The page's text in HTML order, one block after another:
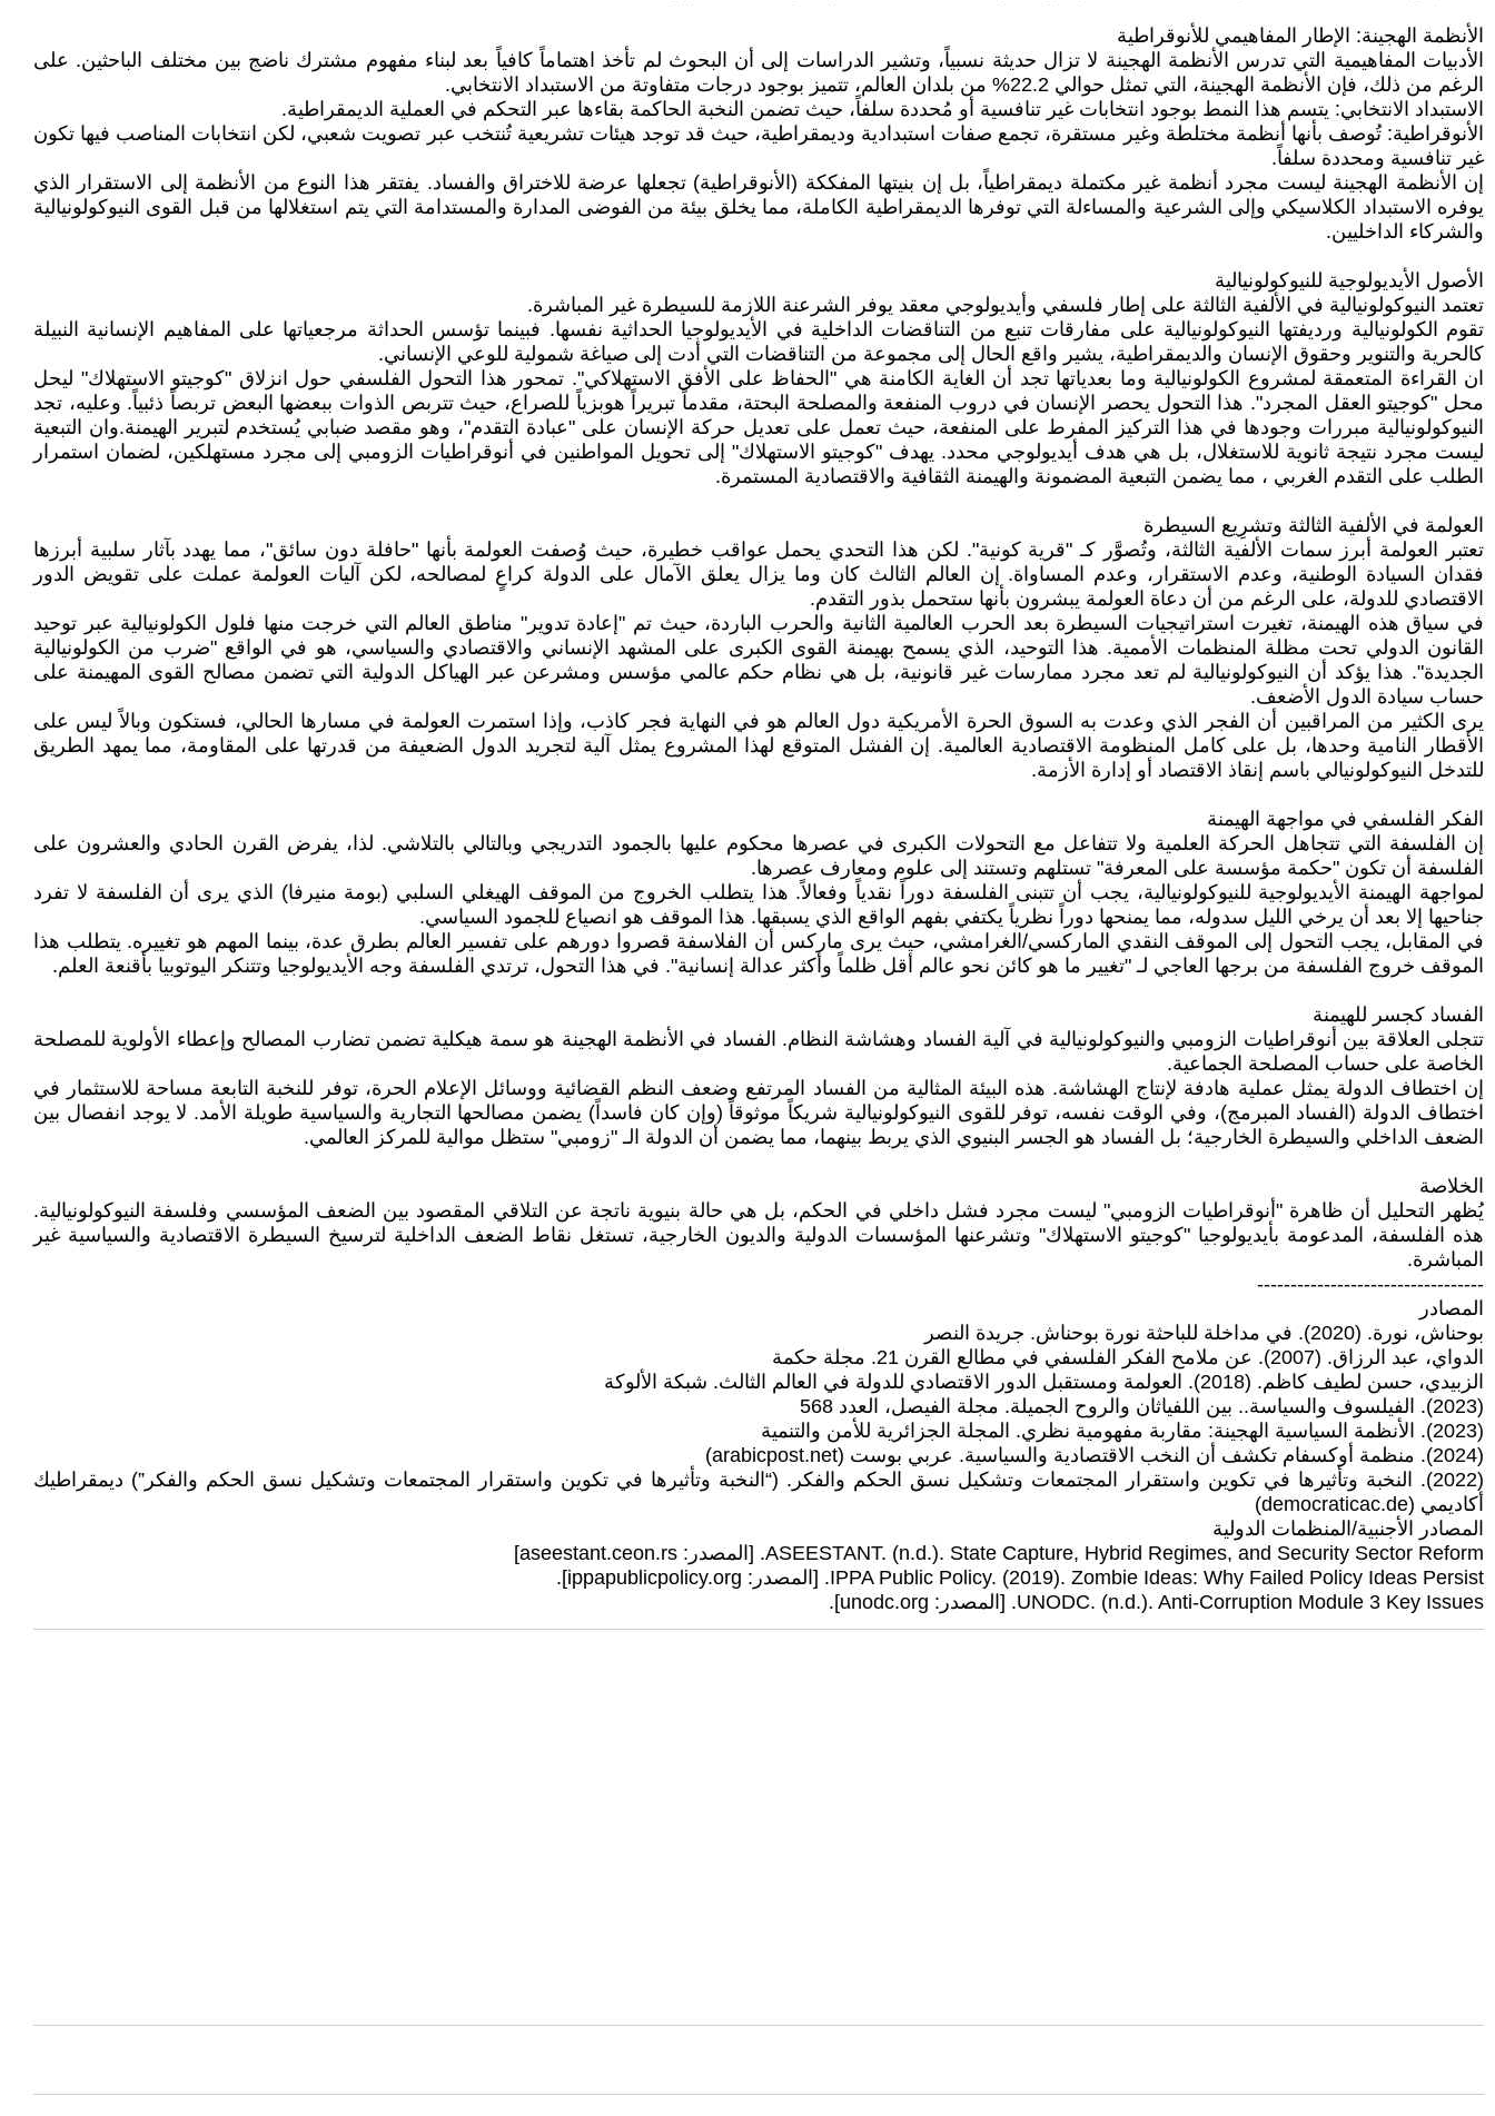
الأنظمة الهجينة: الإطار المفاهيمي للأنوقراطية
الأدبيات المفاهيمية التي تدرس الأنظمة الهجينة لا تزال حديثة نسبياً، وتشير الدراسات إلى أن البحوث لم تأخذ اهتماماً كافياً بعد لبناء مفهوم مشترك ناضج بين مختلف الباحثين. على
الرغم من ذلك، فإن الأنظمة الهجينة، التي تمثل حوالي 22.2% من بلدان العالم، تتميز بوجود درجات متفاوتة من الاستبداد الانتخابي.
الاستبداد الانتخابي: يتسم هذا النمط بوجود انتخابات غير تنافسية أو مُحددة سلفاً، حيث تضمن النخبة الحاكمة بقاءها عبر التحكم في العملية الديمقراطية.
الأنوقراطية: تُوصف بأنها أنظمة مختلطة وغير مستقرة، تجمع صفات استبدادية وديمقراطية، حيث قد توجد هيئات تشريعية تُنتخب عبر تصويت شعبي، لكن انتخابات المناصب فيها تكون
غير تنافسية ومحددة سلفاً.
إن الأنظمة الهجينة ليست مجرد أنظمة غير مكتملة ديمقراطياً، بل إن بنيتها المفككة (الأنوقراطية) تجعلها عرضة للاختراق والفساد. يفتقر هذا النوع من الأنظمة إلى الاستقرار الذي
يوفره الاستبداد الكلاسيكي وإلى الشرعية والمساءلة التي توفرها الديمقراطية الكاملة، مما يخلق بيئة من الفوضى المدارة والمستدامة التي يتم استغلالها من قبل القوى النيوكولونيالية
والشركاء الداخليين.
الأصول الأيديولوجية للنيوكولونيالية
تعتمد النيوكولونيالية في الألفية الثالثة على إطار فلسفي وأيديولوجي معقد يوفر الشرعنة اللازمة للسيطرة غير المباشرة.
تقوم الكولونيالية ورديفتها النيوكولونيالية على مفارقات تنبع من التناقضات الداخلية في الأيديولوجيا الحداثية نفسها. فبينما تؤسس الحداثة مرجعياتها على المفاهيم الإنسانية النبيلة
كالحرية والتنوير وحقوق الإنسان والديمقراطية، يشير واقع الحال إلى مجموعة من التناقضات التي أدت إلى صياغة شمولية للوعي الإنساني.
ان القراءة المتعمقة لمشروع الكولونيالية وما بعدياتها تجد أن الغاية الكامنة هي "الحفاظ على الأفق الاستهلاكي". تمحور هذا التحول الفلسفي حول انزلاق "كوجيتو الاستهلاك" ليحل
محل "كوجيتو العقل المجرد". هذا التحول يحصر الإنسان في دروب المنفعة والمصلحة البحتة، مقدماً تبريراً هوبزياً للصراع، حيث تتربص الذوات ببعضها البعض تربصاً ذئبياً. وعليه، تجد
النيوكولونيالية مبررات وجودها في هذا التركيز المفرط على المنفعة، حيث تعمل على تعديل حركة الإنسان على "عبادة التقدم"، وهو مقصد ضبابي يُستخدم لتبرير الهيمنة.وان التبعية
ليست مجرد نتيجة ثانوية للاستغلال، بل هي هدف أيديولوجي محدد. يهدف "كوجيتو الاستهلاك" إلى تحويل المواطنين في أنوقراطيات الزومبي إلى مجرد مستهلكين، لضمان استمرار
الطلب على التقدم الغربي ، مما يضمن التبعية المضمونة والهيمنة الثقافية والاقتصادية المستمرة.
العولمة في الألفية الثالثة وتشرِيع السيطرة
تعتبر العولمة أبرز سمات الألفية الثالثة، وتُصوَّر كـ "قرية كونية". لكن هذا التحدي يحمل عواقب خطيرة، حيث وُصفت العولمة بأنها "حافلة دون سائق"، مما يهدد بآثار سلبية أبرزها
فقدان السيادة الوطنية، وعدم الاستقرار، وعدم المساواة. إن العالم الثالث كان وما يزال يعلق الآمال على الدولة كراعٍ لمصالحه، لكن آليات العولمة عملت على تقويض الدور
الاقتصادي للدولة، على الرغم من أن دعاة العولمة يبشرون بأنها ستحمل بذور التقدم.
في سياق هذه الهيمنة، تغيرت استراتيجيات السيطرة بعد الحرب العالمية الثانية والحرب الباردة، حيث تم "إعادة تدوير" مناطق العالم التي خرجت منها فلول الكولونيالية عبر توحيد
القانون الدولي تحت مظلة المنظمات الأممية. هذا التوحيد، الذي يسمح بهيمنة القوى الكبرى على المشهد الإنساني والاقتصادي والسياسي، هو في الواقع "ضرب من الكولونيالية
الجديدة". هذا يؤكد أن النيوكولونيالية لم تعد مجرد ممارسات غير قانونية، بل هي نظام حكم عالمي مؤسس ومشرعن عبر الهياكل الدولية التي تضمن مصالح القوى المهيمنة على
حساب سيادة الدول الأضعف.
يرى الكثير من المراقبين أن الفجر الذي وعدت به السوق الحرة الأمريكية دول العالم هو في النهاية فجر كاذب، وإذا استمرت العولمة في مسارها الحالي، فستكون وبالاً ليس على
الأقطار النامية وحدها، بل على كامل المنظومة الاقتصادية العالمية. إن الفشل المتوقع لهذا المشروع يمثل آلية لتجريد الدول الضعيفة من قدرتها على المقاومة، مما يمهد الطريق
للتدخل النيوكولونيالي باسم إنقاذ الاقتصاد أو إدارة الأزمة.
الفكر الفلسفي في مواجهة الهيمنة
إن الفلسفة التي تتجاهل الحركة العلمية ولا تتفاعل مع التحولات الكبرى في عصرها محكوم عليها بالجمود التدريجي وبالتالي بالتلاشي. لذا، يفرض القرن الحادي والعشرون على
الفلسفة أن تكون "حكمة مؤسسة على المعرفة" تستلهم وتستند إلى علوم ومعارف عصرها.
لمواجهة الهيمنة الأيديولوجية للنيوكولونيالية، يجب أن تتبنى الفلسفة دوراً نقدياً وفعالاً. هذا يتطلب الخروج من الموقف الهيغلي السلبي (بومة منيرفا) الذي يرى أن الفلسفة لا تفرد
جناحيها إلا بعد أن يرخي الليل سدوله، مما يمنحها دوراً نظرياً يكتفي بفهم الواقع الذي يسبقها. هذا الموقف هو انصياع للجمود السياسي.
في المقابل، يجب التحول إلى الموقف النقدي الماركسي/الغرامشي، حيث يرى ماركس أن الفلاسفة قصروا دورهم على تفسير العالم بطرق عدة، بينما المهم هو تغييره. يتطلب هذا
الموقف خروج الفلسفة من برجها العاجي لـ "تغيير ما هو كائن نحو عالم أقل ظلماً وأكثر عدالة إنسانية". في هذا التحول، ترتدي الفلسفة وجه الأيديولوجيا وتتنكر اليوتوبيا بأقنعة العلم.
الفساد كجسر للهيمنة
تتجلى العلاقة بين أنوقراطيات الزومبي والنيوكولونيالية في آلية الفساد وهشاشة النظام. الفساد في الأنظمة الهجينة هو سمة هيكلية تضمن تضارب المصالح وإعطاء الأولوية للمصلحة
الخاصة على حساب المصلحة الجماعية.
إن اختطاف الدولة يمثل عملية هادفة لإنتاج الهشاشة. هذه البيئة المثالية من الفساد المرتفع وضعف النظم القضائية ووسائل الإعلام الحرة، توفر للنخبة التابعة مساحة للاستثمار في
اختطاف الدولة (الفساد المبرمج)، وفي الوقت نفسه، توفر للقوى النيوكولونيالية شريكاً موثوقاً (وإن كان فاسداً) يضمن مصالحها التجارية والسياسية طويلة الأمد. لا يوجد انفصال بين
الضعف الداخلي والسيطرة الخارجية؛ بل الفساد هو الجسر البنيوي الذي يربط بينهما، مما يضمن أن الدولة الـ "زومبي" ستظل موالية للمركز العالمي.
الخلاصة
يُظهر التحليل أن ظاهرة "أنوقراطيات الزومبي" ليست مجرد فشل داخلي في الحكم، بل هي حالة بنيوية ناتجة عن التلاقي المقصود بين الضعف المؤسسي وفلسفة النيوكولونيالية.
هذه الفلسفة، المدعومة بأيديولوجيا "كوجيتو الاستهلاك" وتشرعنها المؤسسات الدولية والديون الخارجية، تستغل نقاط الضعف الداخلية لترسيخ السيطرة الاقتصادية والسياسية غير
المباشرة.
----------------------------------
المصادر
بوحناش، نورة. (2020). في مداخلة للباحثة نورة بوحناش. جريدة النصر
الدواي، عبد الرزاق. (2007). عن ملامح الفكر الفلسفي في مطالع القرن 21. مجلة حكمة
الزبيدي، حسن لطيف كاظم. (2018). العولمة ومستقبل الدور الاقتصادي للدولة في العالم الثالث. شبكة الألوكة
(2023). الفيلسوف والسياسة.. بين اللفياثان والروح الجميلة. مجلة الفيصل، العدد 568
(2023). الأنظمة السياسية الهجينة: مقاربة مفهومية نظري. المجلة الجزائرية للأمن والتنمية
(2024). منظمة أوكسفام تكشف أن النخب الاقتصادية والسياسية. عربي بوست (arabicpost.net)
(2022). النخبة وتأثيرها في تكوين واستقرار المجتمعات وتشكيل نسق الحكم والفكر. (“النخبة وتأثيرها في تكوين واستقرار المجتمعات وتشكيل نسق الحكم والفكر”) ديمقراطيك
أكاديمي (democraticac.de)
المصادر الأجنبية/المنظمات الدولية
ASEESTANT. (n.d.). State Capture, Hybrid Regimes, and Security Sector Reform. [المصدر: aseestant.ceon.rs]
IPPA Public Policy. (2019). Zombie Ideas: Why Failed Policy Ideas Persist. [المصدر: ippapublicpolicy.org].
UNODC. (n.d.). Anti-Corruption Module 3 Key Issues. [المصدر: unodc.org].